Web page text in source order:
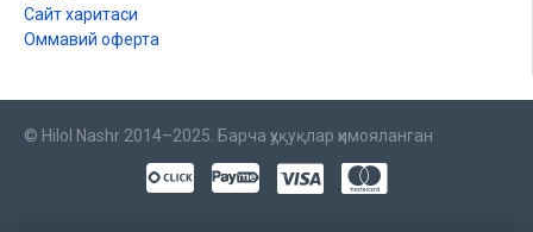
Сайт харитаси
Оммавий оферта
© Hilol Nashr 2014–2025. Барча ҳуқуқлар ҳимояланган